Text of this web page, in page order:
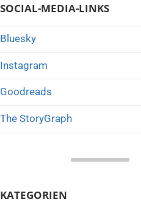
SOCIAL-MEDIA-LINKS
Bluesky
Instagram
Goodreads
The StoryGraph
KATEGORIEN